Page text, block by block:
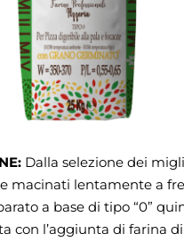
Dalla selezione dei
macinati lentamente a
a base di tipo “0”
con l’aggiunta di farina